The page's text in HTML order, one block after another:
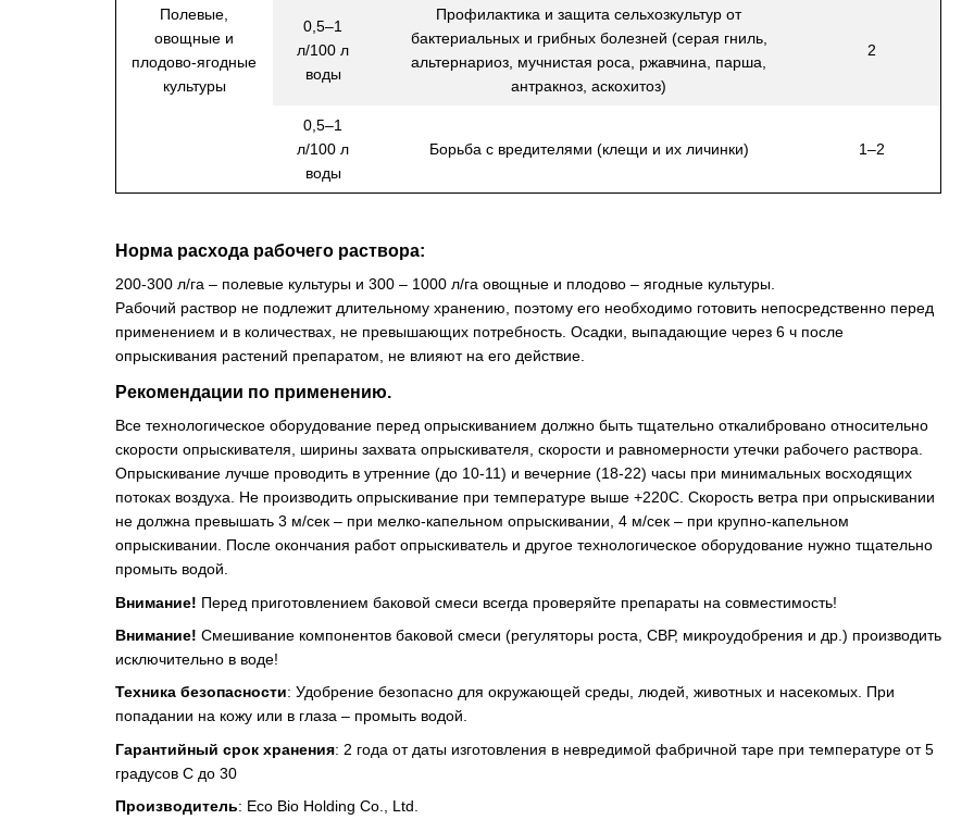
Полевые,
овощные и
плодово-ягодные
культуры
0,5–1
л/100 л
воды
Профилактика и защита сельхозкультур от
бактериальных и грибных болезней (серая гниль,
альтернариоз, мучнистая роса, ржавчина, парша,
антракноз, аскохитоз)
2
0,5–1
л/100 л
воды
Борьба с вредителями (клещи и их личинки) 1–2
Норма расхода рабочего раствора:
200-300 л/га – полевые культуры и 300 – 1000 л/га овощные и плодово – ягодные культуры.
Рабочий раствор не подлежит длительному хранению, поэтому его необходимо готовить непосредственно перед
применением и в количествах, не превышающих потребность. Осадки, выпадающие через 6 ч после
опрыскивания растений препаратом, не влияют на его действие.
Рекомендации по применению.
Все технологическое оборудование перед опрыскиванием должно быть тщательно откалибровано относительно
скорости опрыскивателя, ширины захвата опрыскивателя, скорости и равномерности утечки рабочего раствора.
Опрыскивание лучше проводить в утренние (до 10-11) и вечерние (18-22) часы при минимальных восходящих
потоках воздуха. Не производить опрыскивание при температуре выше +220С. Скорость ветра при опрыскивании
не должна превышать 3 м/сек – при мелко-капельном опрыскивании, 4 м/сек – при крупно-капельном
опрыскивании. После окончания работ опрыскиватель и другое технологическое оборудование нужно тщательно
промыть водой.
Внимание! Перед приготовлением баковой смеси всегда проверяйте препараты на совместимость!
Внимание! Смешивание компонентов баковой смеси (регуляторы роста, СВР, микроудобрения и др.) производить
исключительно в воде!
Техника безопасности: Удобрение безопасно для окружающей среды, людей, животных и насекомых. При
попадании на кожу или в глаза – промыть водой.
Гарантийный срок хранения: 2 года от даты изготовления в невредимой фабричной таре при температуре от 5
градусов С до 30
Производитель: Eco Bio Holding Co., Ltd.